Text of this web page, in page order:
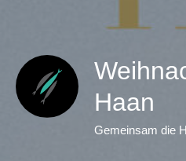
Haan
Gemeinsam die